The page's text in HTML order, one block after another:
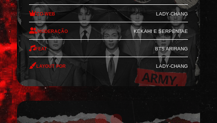
Co-Web Lady-Chang
Moderação Kekahi e Serpentae
Feat BTS Arirang
Layout por Lady-Chang